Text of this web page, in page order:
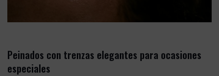
Peinados con trenzas elegantes para ocasiones
especiales